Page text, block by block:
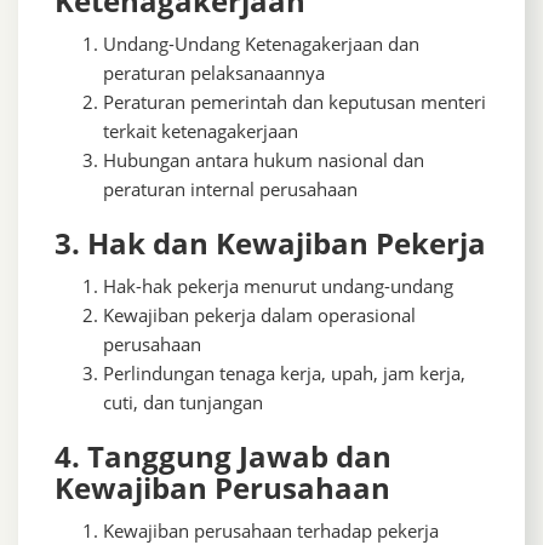
Undang-Undang Ketenagakerjaan dan
peraturan pelaksanaannya
Peraturan pemerintah dan keputusan menteri
terkait ketenagakerjaan
Hubungan antara hukum nasional dan
peraturan internal perusahaan
3. Hak dan Kewajiban Pekerja
Hak-hak pekerja menurut undang-undang
Kewajiban pekerja dalam operasional
perusahaan
Perlindungan tenaga kerja, upah, jam kerja,
cuti, dan tunjangan
4. Tanggung Jawab dan
Kewajiban Perusahaan
Kewajiban perusahaan terhadap pekerja